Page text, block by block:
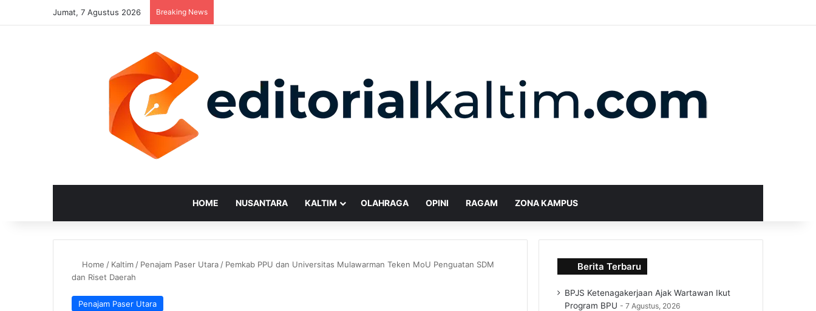
Jumat, 7 Agustus 2026 Breaking News
HOME NUSANTARA KALTIM OLAHRAGA OPINI RAGAM ZONA KAMPUS
Home / Kaltim / Penajam Paser Utara / Pemkab PPU dan Universitas Mulawarman Teken MoU Penguatan SDM
dan Riset Daerah
Penajam Paser Utara
Berita Terbaru
BPJS Ketenagakerjaan Ajak Wartawan Ikut
Program BPU
7 Agustus, 2026